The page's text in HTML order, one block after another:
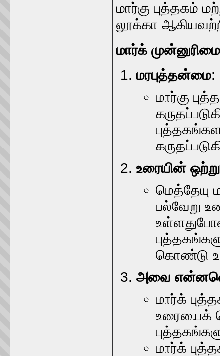
மார்கு புத்தகம்
லூக்கா
மார்க்
மரபுத்தன்மை:
மார்கு
உரையின்
மெத்தேயு
பல்வேறு
கொண்டு
அவை
மார்க்
உரையைக்
மார்க்